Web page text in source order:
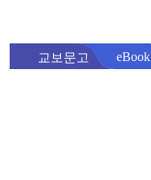
교보문고 eBook